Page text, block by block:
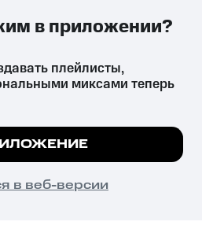
ПРИЛОЖЕНИЕ
причиняет вред здоровью,
и влечёт установленную
на сайте все
плейлисты,
миксами теперь
в веб-версии